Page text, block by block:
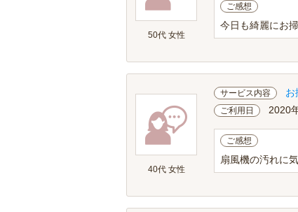
50代 女性
ご感想
今日も綺麗にお
40代 女性
サービス内容 お
ご利用日 2020
ご感想
扇風機の汚れに